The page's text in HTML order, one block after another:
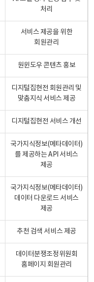
처리
서비스 제공을 위한
회원관리
원윈도우 콘텐츠 홍보
디지털집현전 회원관리 및
맞춤지식 서비스 제공
디지털집현전 서비스 개선
국가지식정보(메타데이터)
를 제공하는 API 서비스
제공
국가지식정보(메타데이터)
데이터 다운로드 서비스
제공
추천 검색 서비스 제공
데이터분쟁조정위원회
홈페이지 회원관리